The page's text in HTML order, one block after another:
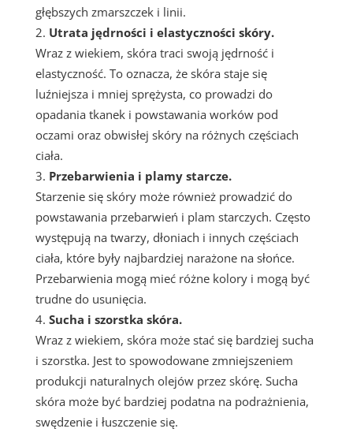
głębszych zmarszczek i linii.
Utrata jędrności i elastyczności skóry.
Wraz z wiekiem, skóra traci swoją jędrność i
elastyczność. To oznacza, że skóra staje się
luźniejsza i mniej sprężysta, co prowadzi do
opadania tkanek i powstawania worków pod
oczami oraz obwisłej skóry na różnych częściach
ciała.
Przebarwienia i plamy starcze.
Starzenie się skóry może również prowadzić do
powstawania przebarwień i plam starczych. Często
występują na twarzy, dłoniach i innych częściach
ciała, które były najbardziej narażone na słońce.
Przebarwienia mogą mieć różne kolory i mogą być
trudne do usunięcia.
Sucha i szorstka skóra.
Wraz z wiekiem, skóra może stać się bardziej sucha
i szorstka. Jest to spowodowane zmniejszeniem
produkcji naturalnych olejów przez skórę. Sucha
skóra może być bardziej podatna na podrażnienia,
swędzenie i łuszczenie się.